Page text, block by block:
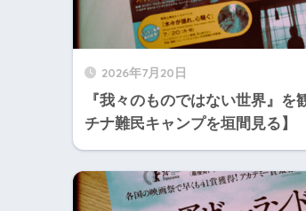
2026年7月20日
『我々のものではない世界』を
チナ難民キャンプを垣間見る】